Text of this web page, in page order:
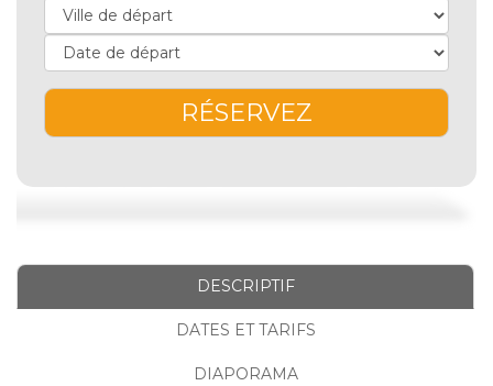
RÉSERVEZ
DESCRIPTIF
DATES ET TARIFS
DIAPORAMA